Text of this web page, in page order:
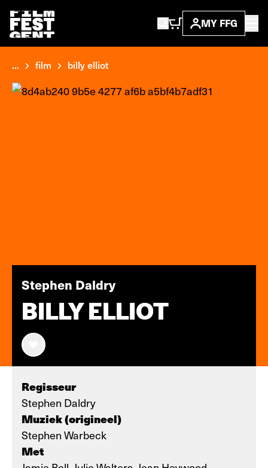
MY FFG
... film billy elliot
Stephen Daldry
BILLY ELLIOT
Regisseur
Stephen Daldry
Muziek (origineel)
Stephen Warbeck
Met